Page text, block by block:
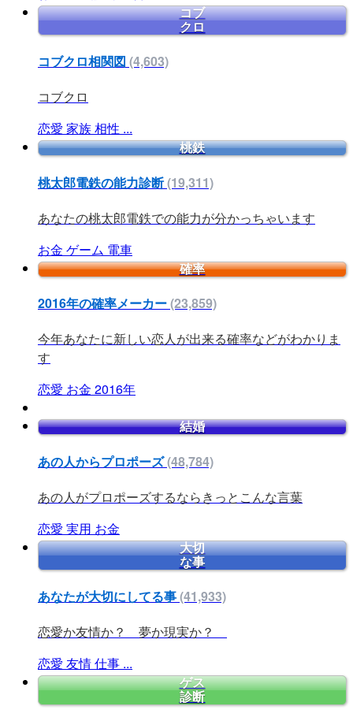
コブ
クロ
コブクロ相関図 (4,603)
コブクロ
恋愛 家族相性 ...
桃鉄
桃太郎電鉄の能力診断(19,311)
あなたの桃太郎電鉄での能力が分かっちゃいます
お金 ゲーム 電車
確率
2016年の確率メーカー(23,859)
今年あなたに新しい恋人が出来る確率などがわかりま
す
恋愛 お金 2016年
結婚
あの人からプロポーズ(48,784)
あの人がプロポーズするならきっとこんな言葉
恋愛 実用 お金
大切
な事
あなたが大切にしてる事(41,933)
恋愛か友情か？ 夢か現実か？
恋愛 友情仕事 ...
ゲス
診断